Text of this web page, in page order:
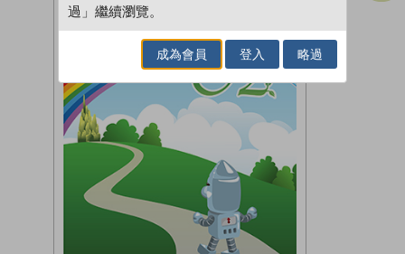
過」繼續瀏覽。
成為會員 登入 略過